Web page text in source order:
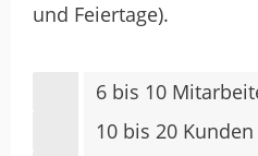
und Feiertage).
6 bis 10
10 bis 20 Kunden